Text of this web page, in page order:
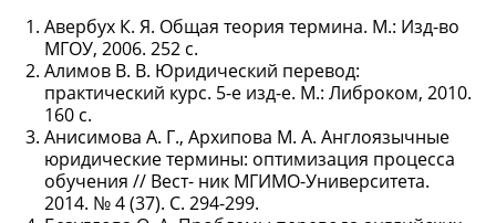
Авербух К. Я. Общая теория термина. М.: Изд-во
МГОУ, 2006. 252 с.
Алимов В. В. Юридический перевод:
практический курс. 5-е изд-е. М.: Либроком, 2010.
160 с.
Анисимова А. Г., Архипова М. А. Англоязычные
юридические термины: оптимизация процесса
обучения // Вест- ник МГИМО-Университета.
2014. № 4 (37). С. 294-299.